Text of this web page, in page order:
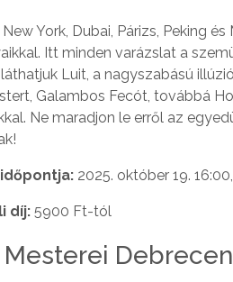
New York, Dubai, Párizs, Peking
Itt minden varázslat a
Luit, a nagyszabású
Galambos Fecót, továbbá
Ne maradjon le erről az
2025. október 19.
díj: 5900 Ft-tól